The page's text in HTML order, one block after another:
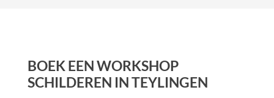
BOEK EEN WORKSHOP
SCHILDEREN IN TEYLINGEN